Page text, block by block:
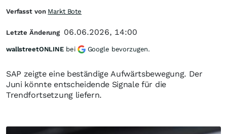
SAP zeigte eine beständige Aufwärtsbewegung. Der
Juni könnte entscheidende Signale für die
Trendfortsetzung liefern.
Verfasst von Markt Bote
Letzte Änderung 06.06.2026, 14:00
wallstreetONLINE bei Google bevorzugen.